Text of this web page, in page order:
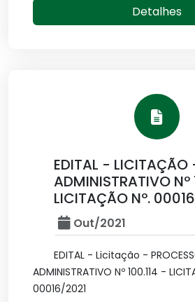
Detalhes
EDITAL - LICITAÇÃO
ADMINISTRATIVO Nº
LICITAÇÃO Nº.
Out/2021
EDITAL - Licitação -
ADMINISTRATIVO Nº 100.114 -
00016/2021